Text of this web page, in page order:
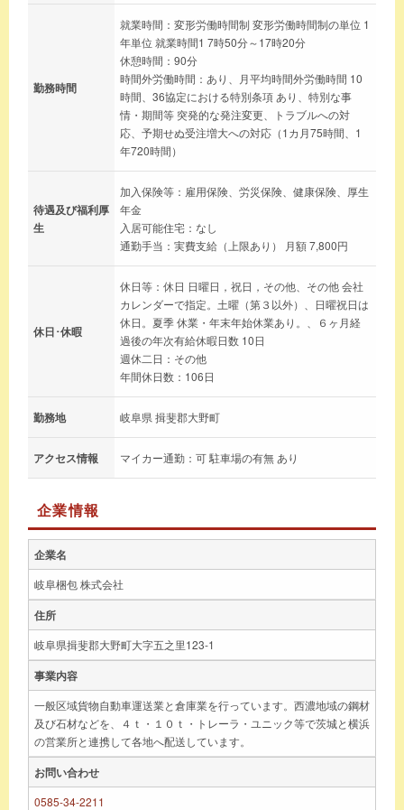
勤務時間
就業時間：変形労働時間制 変形労働時間制の単位 1
年単位 就業時間1 7時50分～17時20分
休憩時間：90分
時間外労働時間：あり、月平均時間外労働時間 10
時間、36協定における特別条項 あり、特別な事
情・期間等 突発的な発注変更、トラブルへの対
応、予期せぬ受注増大への対応（1カ月75時間、1
年720時間）
待遇及び福利厚
生
加入保険等：雇用保険、労災保険、健康保険、厚生
年金
入居可能住宅：なし
通勤手当：実費支給（上限あり） 月額 7,800円
休日･休暇
休日等：休日 日曜日，祝日，その他、その他 会社
カレンダーで指定。土曜（第３以外）、日曜祝日は
休日。夏季 休業・年末年始休業あり。、６ヶ月経
過後の年次有給休暇日数 10日
週休二日：その他
年間休日数：106日
勤務地 岐阜県 揖斐郡大野町
アクセス情報 マイカー通勤：可 駐車場の有無 あり
企業情報
企業名
岐阜梱包 株式会社
住所
岐阜県揖斐郡大野町大字五之里123-1
事業内容
一般区域貨物自動車運送業と倉庫業を行っています。西濃地域の鋼材
及び石材などを、４ｔ・１０ｔ・トレーラ・ユニック等で茨城と横浜
の営業所と連携して各地へ配送しています。
お問い合わせ
0585-34-2211